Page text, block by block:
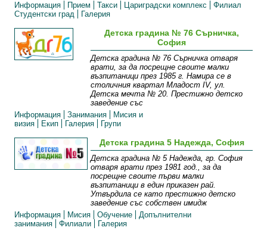
Информация
Прием Такси Цариградски комплекс
Филиал
Студентски град
Галерия
Детска градина № 76 Сърничка,
София
Детска градина № 76 Сърничка отваря
врати, за да посрещне своите малки
възпитаници през 1985 г. Намира се в
столичния квартал Младост IV, ул.
Детска мечта № 20. Престижно детско
заведение със
Информация
Занимания
Мисия и
визия
Екип Галерия Групи
Детска градина 5 Надежда, София
Детска градина № 5 Надежда, гр. София
отваря врати през 1981 год., за да
посрещне своите първи малки
възпитаници в един приказен рай.
Утвърдила се като престижно детско
заведение със собствен имидж
Информация
Мисия Обучение
Допълнителни
занимания
Филиали Галерия